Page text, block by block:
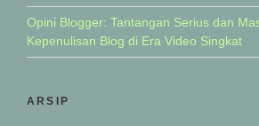
Opini Blogger: Tantangan Serius dan
Kepenulisan Blog di Era Video Singkat
ARSIP